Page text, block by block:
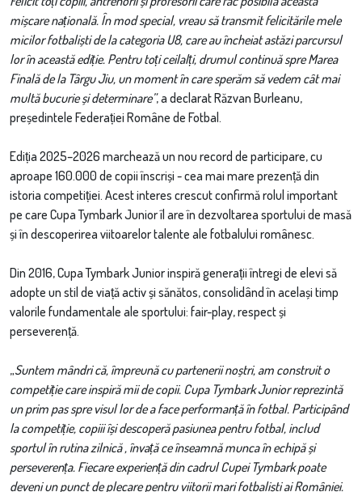
mișcare națională. În mod special, vreau să transmit felicitările mele
micilor fotbaliști de la categoria U8, care au încheiat astăzi parcursul
lor în această ediție. Pentru toți ceilalți, drumul continuă spre Marea
Finală de la Târgu Jiu, un moment în care sperăm să vedem cât mai
multă bucurie și determinare”, a declarat Răzvan Burleanu,
președintele Federației Române de Fotbal.
Ediția 2025–2026 marchează un nou record de participare, cu
aproape 160.000 de copii înscriși - cea mai mare prezență din
istoria competiției. Acest interes crescut confirmă rolul important
pe care Cupa Tymbark Junior îl are în dezvoltarea sportului de masă
și în descoperirea viitoarelor talente ale fotbalului românesc.
Din 2016, Cupa Tymbark Junior inspiră generații întregi de elevi să
adopte un stil de viață activ și sănătos, consolidând în același timp
valorile fundamentale ale sportului: fair-play, respect și
perseverență.
„Suntem mândri că, împreună cu partenerii noștri, am construit o
competiție care inspiră mii de copii. Cupa Tymbark Junior reprezintă
un prim pas spre visul lor de a face performanță în fotbal. Participând
la competiție, copiii își descoperă pasiunea pentru fotbal, includ
sportul în rutina zilnică , învață ce înseamnă munca în echipă și
perseverența. Fiecare experiență din cadrul Cupei Tymbark poate
deveni un punct de plecare pentru viitorii mari fotbaliști ai României.